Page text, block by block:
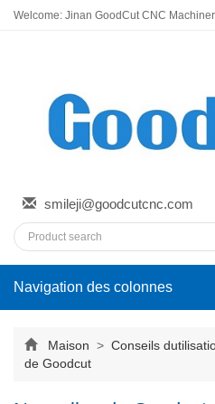
Welcome: Jinan GoodCut CNC
smileji@goodcutcnc.com
Navigation des colonnes
Maison > Conseils
de Goodcut